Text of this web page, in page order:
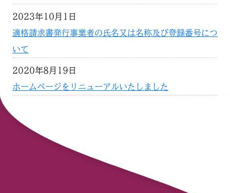
2023年10月1日
適格請求書発行事業者の氏名又は名称及び登録番号につ
いて
2020年8月19日
ホームページをリニューアルいたしました